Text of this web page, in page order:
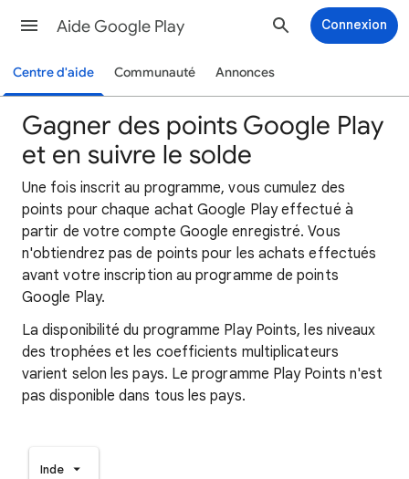
Aide Google Play Connexion
Centre d'aide Communauté Annonces
Gagner des points Google Play
et en suivre le solde
Une fois inscrit au programme, vous cumulez des
points pour chaque achat Google Play effectué à
partir de votre compte Google enregistré. Vous
n'obtiendrez pas de points pour les achats effectués
avant votre inscription au programme de points
Google Play.
La disponibilité du programme Play Points, les niveaux
des trophées et les coefficients multiplicateurs
varient selon les pays. Le programme Play Points n'est
pas disponible dans tous les pays.
Inde